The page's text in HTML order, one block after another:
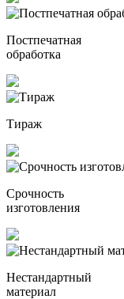
Постпечатная
обработка
Тираж
Срочность
изготовления
Нестандартный
материал